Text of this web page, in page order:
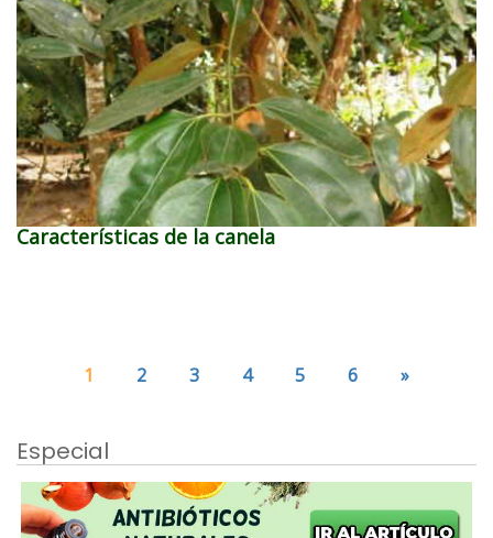
Características de la canela
1 2 3 4 5 6 »
Especial